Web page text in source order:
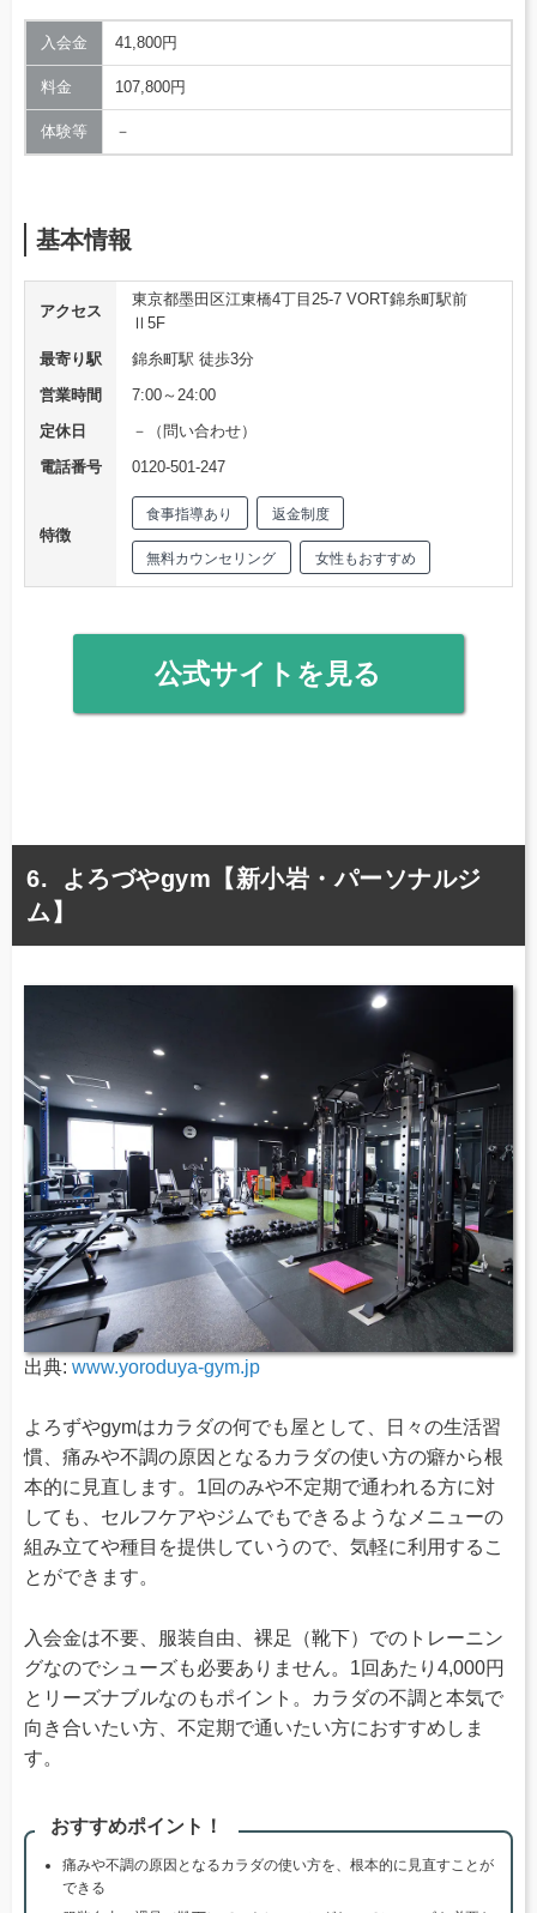
入会金 41,800円
料金 107,800円
体験等 －
基本情報
アクセス
東京都墨田区江東橋4丁目25-7 VORT錦糸町駅前
Ⅱ5F
最寄り駅
錦糸町駅 徒歩3分
営業時間
7:00～24:00
定休日
－（問い合わせ）
電話番号
0120-501-247
特徴
食事指導あり 返金制度
無料カウンセリング 女性もおすすめ
公式サイトを見る
よろづやgym【新小岩・パーソナルジ
ム】
出典: www.yoroduya-gym.jp
よろずやgymはカラダの何でも屋として、日々の生活習
慣、痛みや不調の原因となるカラダの使い方の癖から根
本的に見直します。1回のみや不定期で通われる方に対
しても、セルフケアやジムでもできるようなメニューの
組み立てや種目を提供していうので、気軽に利用するこ
とができます。
入会金は不要、服装自由、裸足（靴下）でのトレーニン
グなのでシューズも必要ありません。1回あたり4,000円
とリーズナブルなのもポイント。カラダの不調と本気で
向き合いたい方、不定期で通いたい方におすすめしま
す。
おすすめポイント！
痛みや不調の原因となるカラダの使い方を、根本的に見直すことが
できる